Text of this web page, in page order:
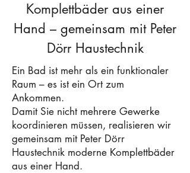
Komplettbäder aus einer
Hand – gemeinsam mit Peter
Dörr Haustechnik
Ein Bad ist mehr als ein funktionaler
Raum – es ist ein Ort zum
Ankommen.
Damit Sie nicht mehrere Gewerke
koordinieren müssen, realisieren wir
gemeinsam mit Peter Dörr
Haustechnik moderne Komplettbäder
aus einer Hand.